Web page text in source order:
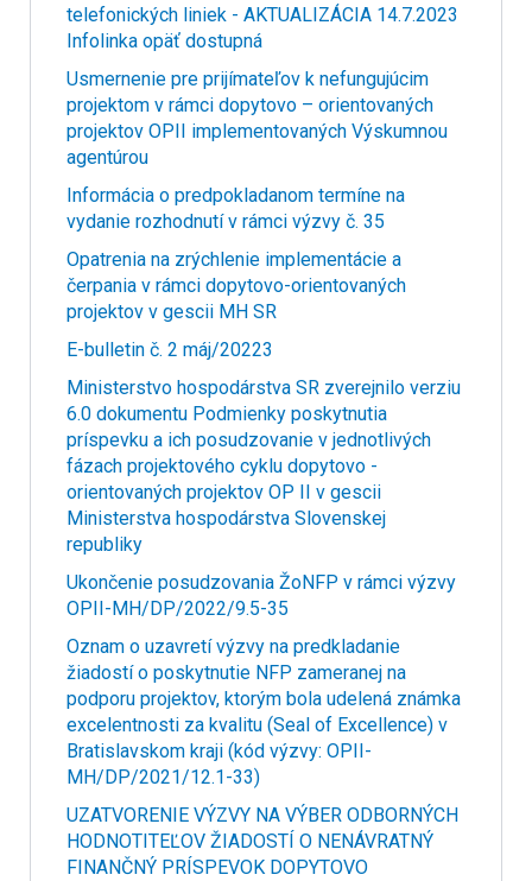
telefonických liniek - AKTUALIZÁCIA 14.7.2023
Infolinka opäť dostupná
Usmernenie pre prijímateľov k nefungujúcim
projektom v rámci dopytovo – orientovaných
projektov OPII implementovaných Výskumnou
agentúrou
Informácia o predpokladanom termíne na
vydanie rozhodnutí v rámci výzvy č. 35
Opatrenia na zrýchlenie implementácie a
čerpania v rámci dopytovo-orientovaných
projektov v gescii MH SR
E-bulletin č. 2 máj/20223
Ministerstvo hospodárstva SR zverejnilo verziu
6.0 dokumentu Podmienky poskytnutia
príspevku a ich posudzovanie v jednotlivých
fázach projektového cyklu dopytovo -
orientovaných projektov OP II v gescii
Ministerstva hospodárstva Slovenskej
republiky
Ukončenie posudzovania ŽoNFP v rámci výzvy
OPII-MH/DP/2022/9.5-35
Oznam o uzavretí výzvy na predkladanie
žiadostí o poskytnutie NFP zameranej na
podporu projektov, ktorým bola udelená známka
excelentnosti za kvalitu (Seal of Excellence) v
Bratislavskom kraji (kód výzvy: OPII-
MH/DP/2021/12.1-33)
UZATVORENIE VÝZVY NA VÝBER ODBORNÝCH
HODNOTITEĽOV ŽIADOSTÍ O NENÁVRATNÝ
FINANČNÝ PRÍSPEVOK DOPYTOVO